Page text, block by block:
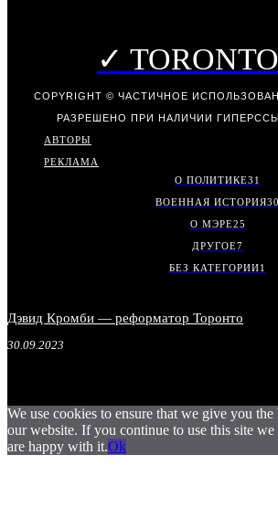
✓
COPYRIGHT © ЧАСТИЧНОЕ
РАЗРЕШЕНО ПРИ НАЛИЧИИ
АВТОРЫ
РЕКЛАМА
О ПОЛИТИКЕ31
ВОЕННАЯ ИСТОРИЯ30
О МЭРЕ25
ДРУГОЕ7
БЕЗ КАТЕГОРИИ1
Дэвид Кромби — реформатор Торонто
30.09.2023
We use cookies to ensure that we give you the
our website. If you continue to use this site
are happy with it.Ok